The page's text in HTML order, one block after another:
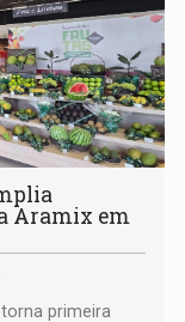
Aramix em
primeira